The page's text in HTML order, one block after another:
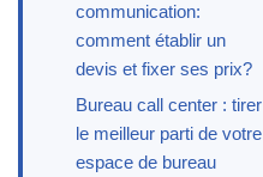
communication:
comment établir un
devis et fixer ses prix?
Bureau call center : tirer
le meilleur parti de votre
espace de bureau